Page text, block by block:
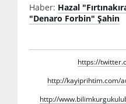
Haber: Hazal
"Denaro Forbin" Şahin
https://
http://kayiprihtim.com/
http://